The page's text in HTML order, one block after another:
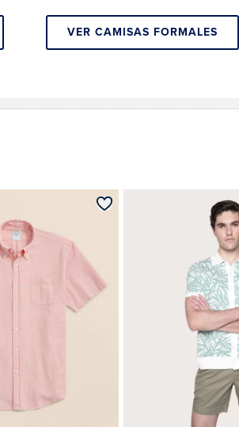
VER CAMISAS FORMALES